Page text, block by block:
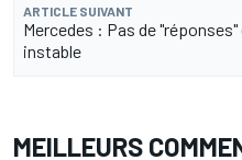
ARTICLE SUIVANT
Mercedes : Pas de
instable
MEILLEURS